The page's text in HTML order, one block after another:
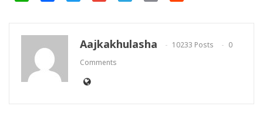
Aajkakhulasha 10233 Posts
0
Comments